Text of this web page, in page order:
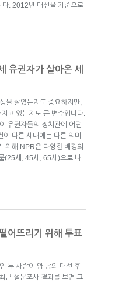
. 2012년 대선을 기준으로
유권자가 살아온 세
을 살았는지도 중요하지만,
고 있는지도 큰 변수입니다.
유권자들의 정치관에 어떤
다른 세대에는 다른 의미
위해 NPR은 다양한 배경의
(25세, 45세, 65세)으로 나
어뜨리기 위해 투표
두 사람이 양 당의 대선 후
근 설문조사 결과를 보면 그